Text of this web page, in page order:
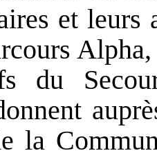
et
Alpha,
du
la